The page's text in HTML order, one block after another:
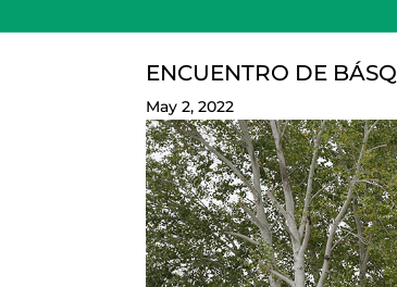
ENCUENTRO DE
May 2, 2022